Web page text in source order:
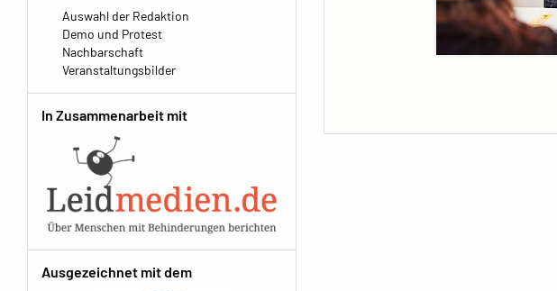
Auswahl der Redaktion
Demo und Protest
Nachbarschaft
Veranstaltungsbilder
In Zusammenarbeit mit
Ausgezeichnet mit dem